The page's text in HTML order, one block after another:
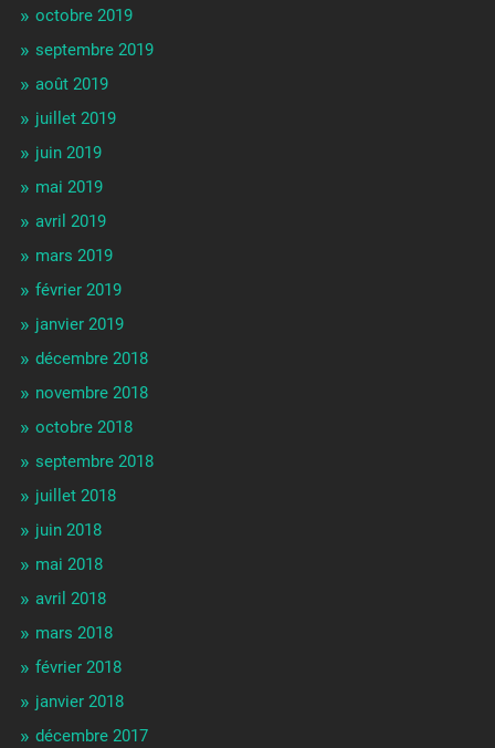
octobre 2019
septembre 2019
août 2019
juillet 2019
juin 2019
mai 2019
avril 2019
mars 2019
février 2019
janvier 2019
décembre 2018
novembre 2018
octobre 2018
septembre 2018
juillet 2018
juin 2018
mai 2018
avril 2018
mars 2018
février 2018
janvier 2018
décembre 2017